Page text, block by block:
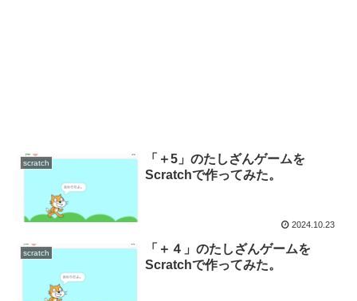
scratch
「＋5」のたしざんゲームを
Scratchで作ってみた。
2024.10.23
scratch
「＋４」のたしざんゲームを
Scratchで作ってみた。